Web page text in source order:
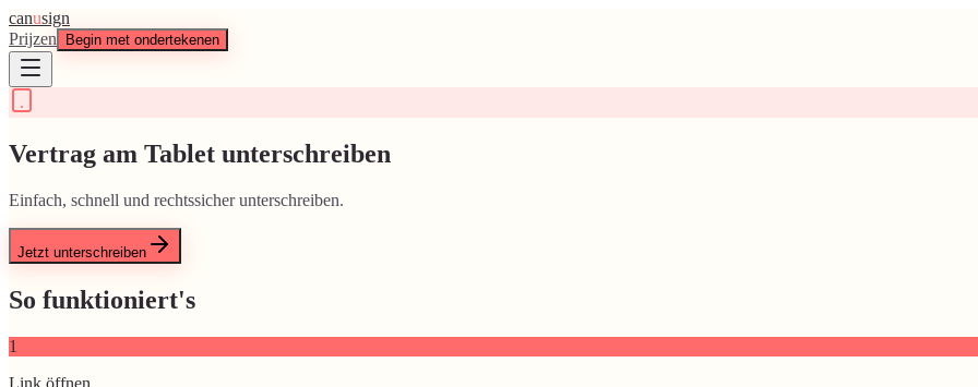
canusign
Prijzen
Begin met ondertekenen
Vertrag am Tablet unterschreiben
Einfach, schnell und rechtssicher unterschreiben.
Jetzt unterschreiben
So funktioniert's
1
Link öffnen